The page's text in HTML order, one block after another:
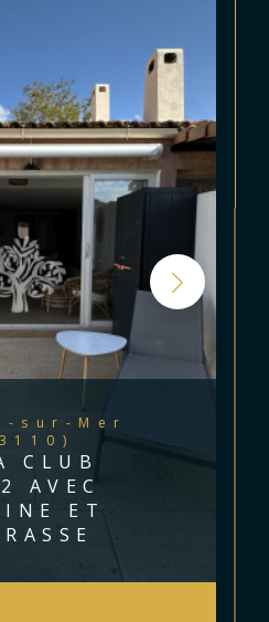
CLUB
AVEC
ET